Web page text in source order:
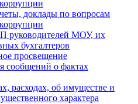
доклады по вопросам
руководителей МОУ, их
бухгалтеров
просвещение
сообщений о фактах
расходах, об имуществе и
характера